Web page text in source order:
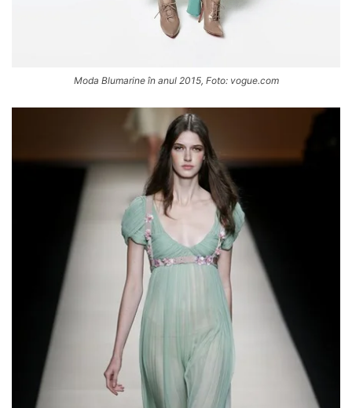
Moda Blumarine în anul 2015, Foto: vogue.com